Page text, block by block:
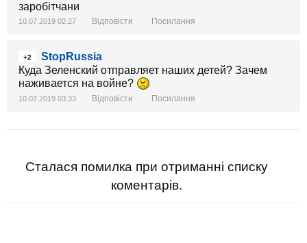
заробітчани
10.07.2019 02:27 Відповісти Посилання
+2
StopRussia
Куда Зеленский отправляет наших детей? Зачем
наживается на войне?
10.07.2019 03:33 Відповісти Посилання
Сталася помилка при отриманні списку
коментарів.